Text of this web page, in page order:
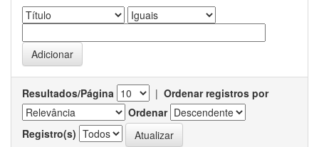
Resultados/Página | Ordenar registros por
Ordenar
Registro(s)